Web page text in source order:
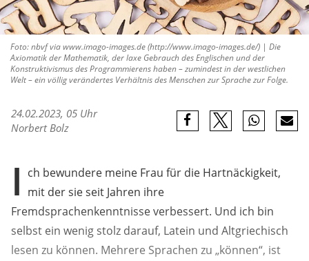
Foto: nbvf via www.imago-images.de (http://www.imago-images.de/) | Die
Axiomatik der Mathematik, der laxe Gebrauch des Englischen und der
Konstruktivismus des Programmierens haben – zumindest in der westlichen
Welt – ein völlig verändertes Verhältnis des Menschen zur Sprache zur Folge.
24.02.2023, 05 Uhr
Norbert Bolz
I ch bewundere meine Frau für die Hartnäckigkeit,
mit der sie seit Jahren ihre
Fremdsprachenkenntnisse verbessert. Und ich bin
selbst ein wenig stolz darauf, Latein und Altgriechisch
lesen zu können. Mehrere Sprachen zu „können“, ist